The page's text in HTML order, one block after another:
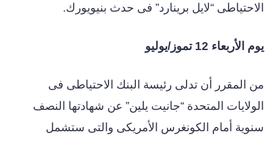
الاحتياطى “لايل برينارد” فى حدث بنيويورك.
يوم الأربعاء 12 تموز/يوليو
من المقرر أن تدلى رئيسة البنك الاحتياطى فى
الولايات المتحدة “جانيت يلين” عن شهادتها النصف
سنوية أمام الكونغرس الأمريكى والتى ستشمل